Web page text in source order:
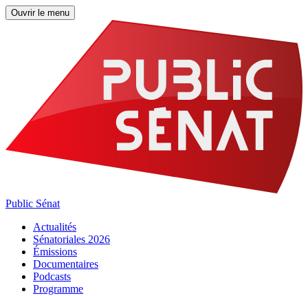
Ouvrir le menu
Public Sénat
Actualités
Sénatoriales 2026
Émissions
Documentaires
Podcasts
Programme